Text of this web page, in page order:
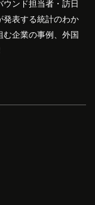
ウンド担当者・訪日
発表する統計のわか
む企業の事例、外国